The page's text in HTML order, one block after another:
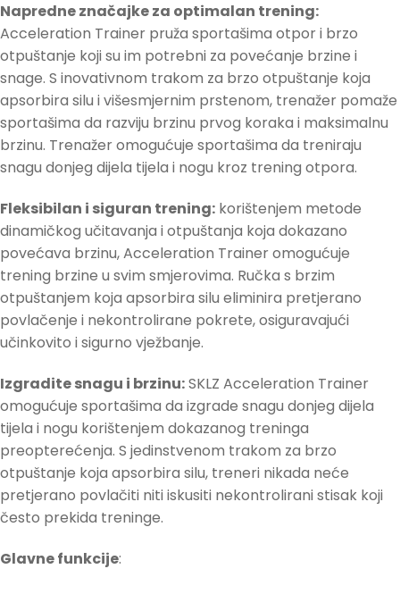
Napredne značajke za optimalan trening:
Acceleration Trainer pruža sportašima otpor i brzo
otpuštanje koji su im potrebni za povećanje brzine i
snage. S inovativnom trakom za brzo otpuštanje koja
apsorbira silu i višesmjernim prstenom, trenažer pomaže
sportašima da razviju brzinu prvog koraka i maksimalnu
brzinu. Trenažer omogućuje sportašima da treniraju
snagu donjeg dijela tijela i nogu kroz trening otpora.
Fleksibilan i siguran trening: korištenjem metode
dinamičkog učitavanja i otpuštanja koja dokazano
povećava brzinu, Acceleration Trainer omogućuje
trening brzine u svim smjerovima. Ručka s brzim
otpuštanjem koja apsorbira silu eliminira pretjerano
povlačenje i nekontrolirane pokrete, osiguravajući
učinkovito i sigurno vježbanje.
Izgradite snagu i brzinu:SKLZ Acceleration Trainer
omogućuje sportašima da izgrade snagu donjeg dijela
tijela i nogu korištenjem dokazanog treninga
preopterećenja. S jedinstvenom trakom za brzo
otpuštanje koja apsorbira silu, treneri nikada neće
pretjerano povlačiti niti iskusiti nekontrolirani stisak koji
često prekida treninge.
Glavne funkcije: